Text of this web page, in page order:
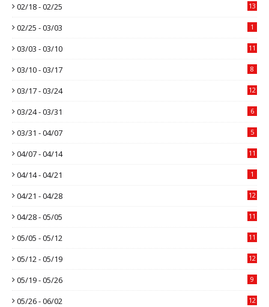
02/18 - 02/25 13
02/25 - 03/03 1
03/03 - 03/10 11
03/10 - 03/17 8
03/17 - 03/24 12
03/24 - 03/31 6
03/31 - 04/07 5
04/07 - 04/14 11
04/14 - 04/21 1
04/21 - 04/28 12
04/28 - 05/05 11
05/05 - 05/12 11
05/12 - 05/19 12
05/19 - 05/26 9
05/26 - 06/02 12